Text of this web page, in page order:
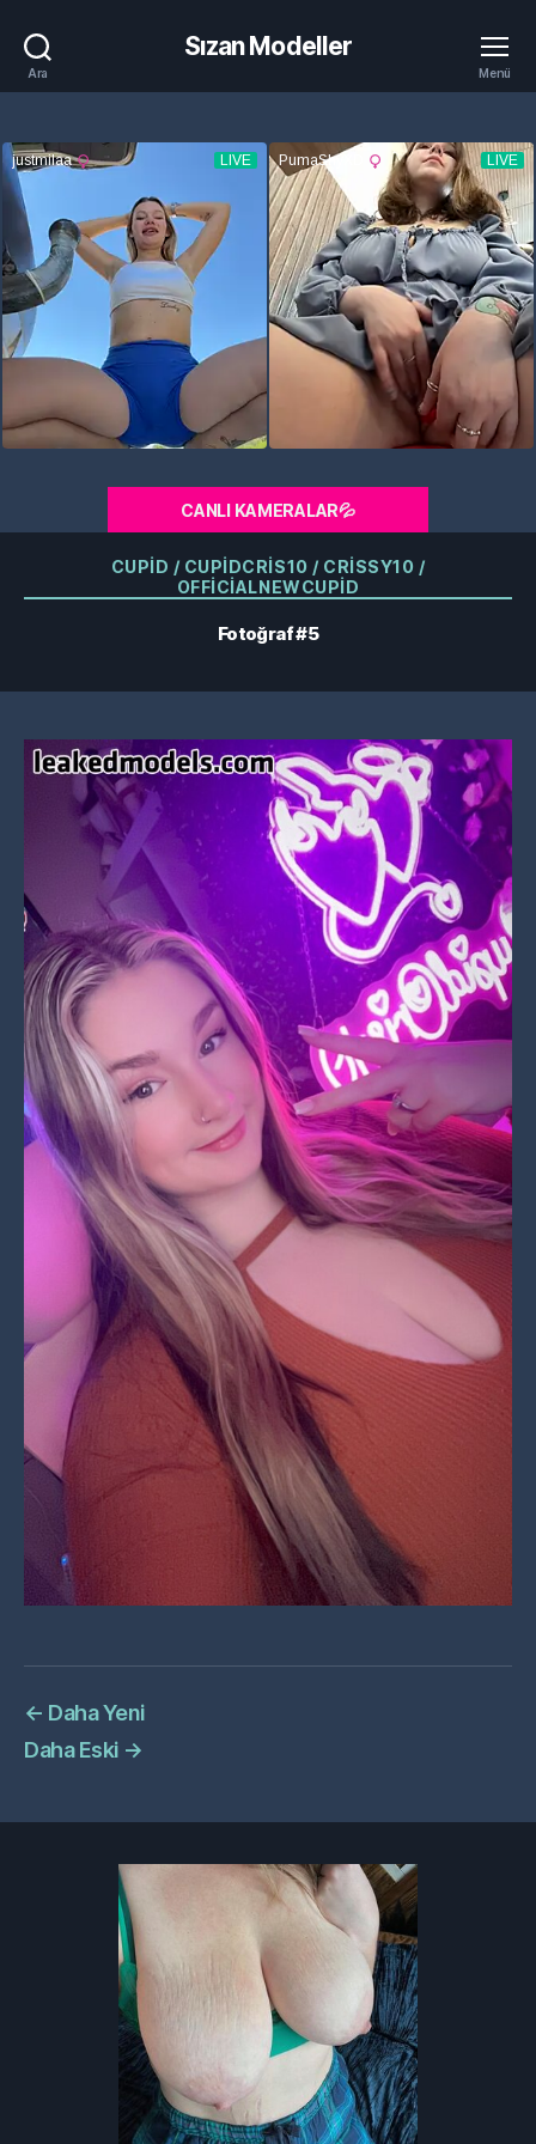
Ara
Sızan Modeller
Menü
CANLI KAMERALAR💦
Kategoriler
CUPID / CUPIDCRIS10 / CRISSY10 /
OFFICIALNEWCUPID
Fotoğraf #5
← Daha Yeni
Daha Eski →